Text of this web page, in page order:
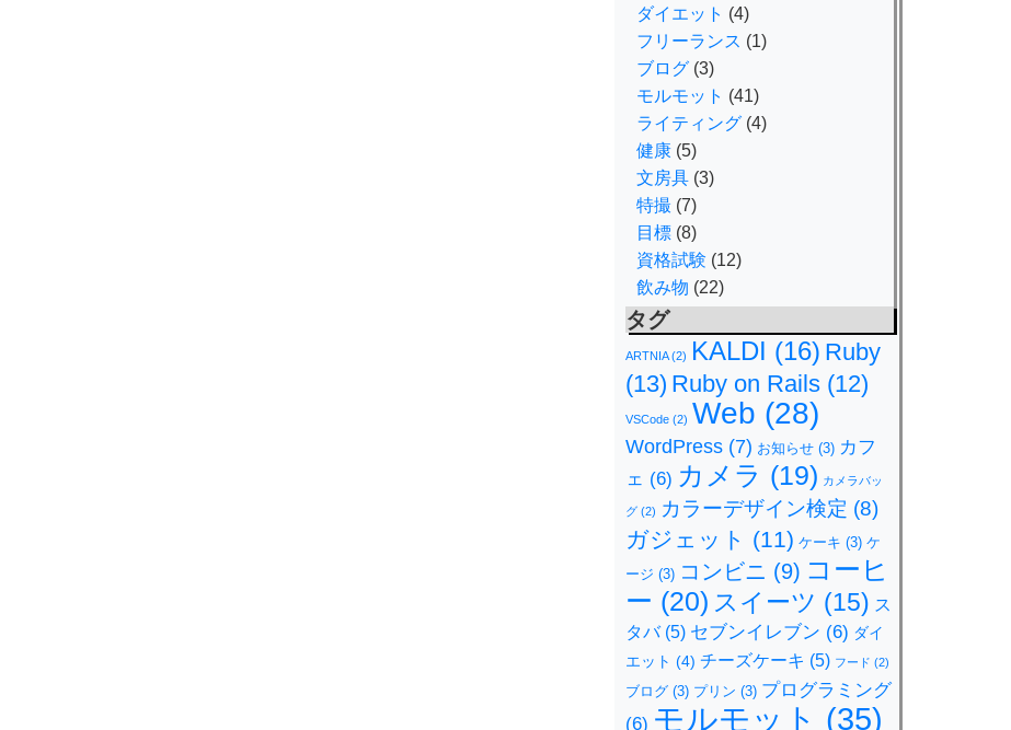
ダイエット (4)
フリーランス (1)
ブログ (3)
モルモット (41)
ライティング (4)
健康 (5)
文房具 (3)
特撮 (7)
目標 (8)
資格試験 (12)
飲み物 (22)
タグ
ARTNIA(2) KALDI (16) Ruby
(13) Ruby on Rails (12)
VSCode (2) Web (28)
WordPress (7) お知らせ (3) カフ
ェ (6) カメラ (19) カメラバッ
グ (2) カラーデザイン検定 (8)
ガジェット (11) ケーキ (3) ケ
ージ (3) コンビニ (9) コーヒ
ー (20) スイーツ (15) ス
タバ(5) セブンイレブン (6) ダイ
エット (4) チーズケーキ (5) フード (2)
ブログ (3) プリン (3) プログラミング
(6) モルモット (35)